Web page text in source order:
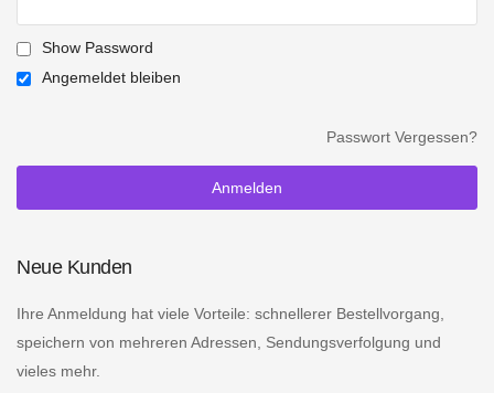
Show Password
Angemeldet bleiben
Anmelden
Passwort Vergessen?
Neue Kunden
Ihre Anmeldung hat viele Vorteile: schnellerer Bestellvorgang,
speichern von mehreren Adressen, Sendungsverfolgung und
vieles mehr.